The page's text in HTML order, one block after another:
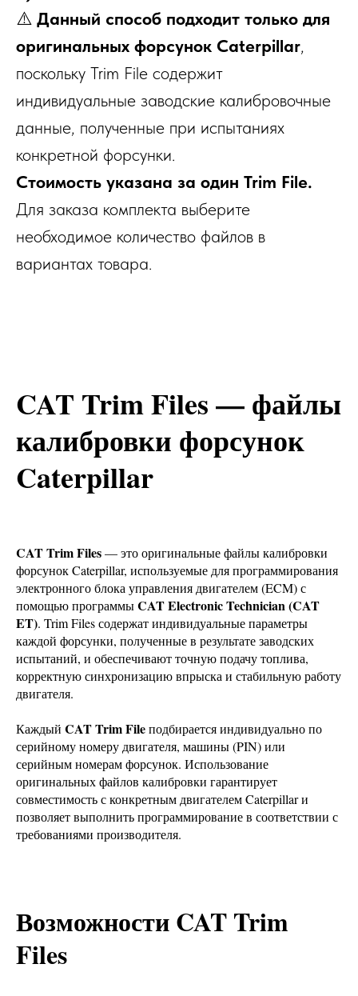
⚠️ Данный способ подходит только для
оригинальных форсунок Caterpillar,
поскольку Trim File содержит
индивидуальные заводские калибровочные
данные, полученные при испытаниях
конкретной форсунки.
Стоимость указана за один Trim File.
Для заказа комплекта выберите
необходимое количество файлов в
вариантах товара.
CAT Trim Files — файлы
калибровки форсунок
Caterpillar
CAT Trim Files— это оригинальные файлы калибровки
форсунок Caterpillar, используемые для программирования
электронного блока управления двигателем (ECM) с
помощью программыCAT Electronic Technician (CAT
ET). Trim Files содержат индивидуальные параметры
каждой форсунки, полученные в результате заводских
испытаний, и обеспечивают точную подачу топлива,
корректную синхронизацию впрыска и стабильную работу
двигателя.
Каждый CAT Trim Fileподбирается индивидуально по
серийному номеру двигателя, машины (PIN) или
серийным номерам форсунок. Использование
оригинальных файлов калибровки гарантирует
совместимость с конкретным двигателем Caterpillar и
позволяет выполнить программирование в соответствии с
требованиями производителя.
Возможности CAT Trim
Files